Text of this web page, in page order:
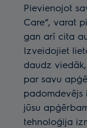
Pievienojot
Care“, varat
gan arī cita
Izveidojiet
daudz
par savu
padomdevējs
jūsu
tehnoloģija